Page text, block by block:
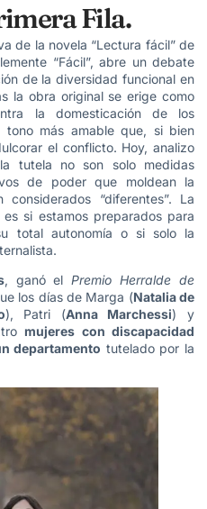
Fila.
de la novela “Lectura fácil” de
“Fácil”, abre un debate
de la diversidad funcional en
la obra original se erige como
la domesticación de los
más amable que, si bien
el conflicto. Hoy, analizo
tutela no son solo medidas
de poder que moldean la
“diferentes”. La
si estamos preparados para
total autonomía o si solo la
, ganó elPremio Herralde de
los días de Marga (Natalia de
), Patri (Anna Marchessi) y
mujeres con discapacidad
departamento tutelado por la